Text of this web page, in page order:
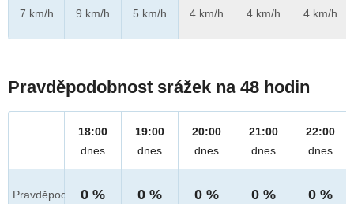
7 km/h
9 km/h
5 km/h
4 km/h
4 km/h
4 km/h
Pravděpodobnost srážek na 48 hodin
Pravděpod.
18:00
dnes
0 %
19:00
dnes
0 %
20:00
dnes
0 %
21:00
dnes
0 %
22:00
dnes
0 %